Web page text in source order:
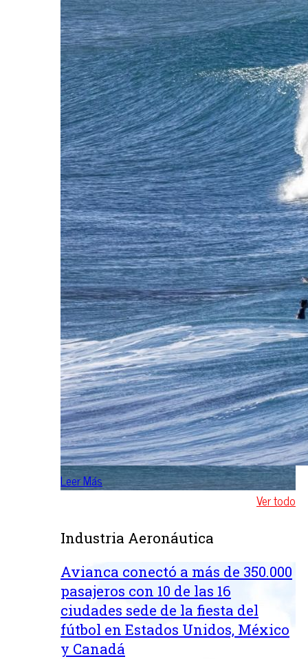
Leer Más
Ver todo
Industria Aeronáutica
Avianca conectó a más de 350.000
pasajeros con 10 de las 16
ciudades sede de la fiesta del
fútbol en Estados Unidos, México
y Canadá